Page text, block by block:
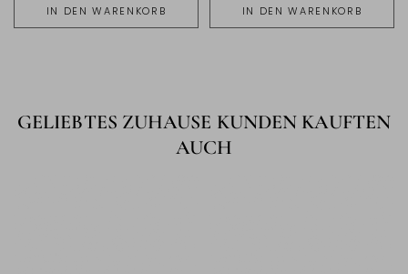
IN DEN WARENKORB IN DEN WARENKORB
GELIEBTES ZUHAUSE KUNDEN KAUFTEN
AUCH